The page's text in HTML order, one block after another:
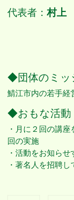
代表者：村上
◆団体のミッ
鯖江市内の若手経
◆おもな活動
・月に２回の講
回の実施
・活動をお知ら
・著名人を招聘